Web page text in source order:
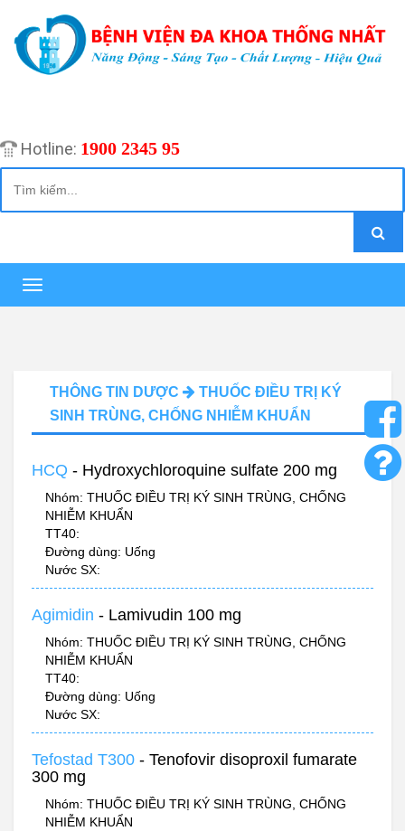
Hotline: 1900 2345 95
Toggle
navigation
THÔNG TIN DƯỢC
THUỐC ĐIỀU TRỊ KÝ
SINH TRÙNG, CHỐNG NHIỄM KHUẨN
HCQ - Hydroxychloroquine sulfate 200 mg
Nhóm: THUỐC ĐIỀU TRỊ KÝ SINH TRÙNG, CHỐNG
NHIỄM KHUẨN
TT40:
Đường dùng: Uống
Nước SX:
Agimidin - Lamivudin 100 mg
Nhóm: THUỐC ĐIỀU TRỊ KÝ SINH TRÙNG, CHỐNG
NHIỄM KHUẨN
TT40:
Đường dùng: Uống
Nước SX:
Tefostad T300 - Tenofovir disoproxil fumarate
300 mg
Nhóm: THUỐC ĐIỀU TRỊ KÝ SINH TRÙNG, CHỐNG
NHIỄM KHUẨN